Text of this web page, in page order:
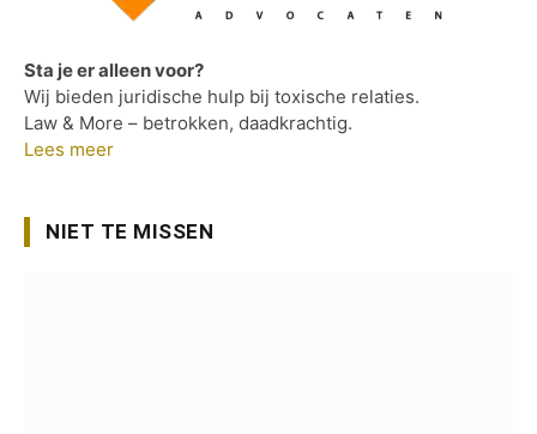
Sta je er alleen voor?
Wij bieden juridische hulp bij toxische relaties.
Law & More – betrokken, daadkrachtig.
Lees meer
NIET TE MISSEN